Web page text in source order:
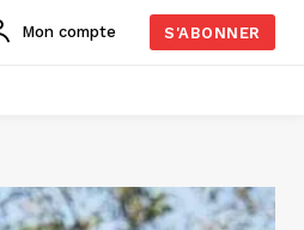
Mon compte S'ABONNER